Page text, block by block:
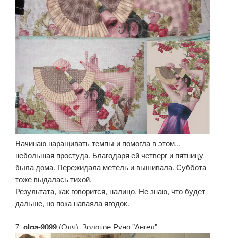
Начинаю наращивать темпы и помогла в этом...
небольшая простуда. Благодаря ей четверг и пятницу
была дома. Пережидала метель и вышивала. Суббота
тоже выдалась тихой.
Результата, как говорится, налицо. Не знаю, что будет
дальше, но пока наваяла ягодок.
7. olga-9099 (Оля). Золотое Руно "Ангел"